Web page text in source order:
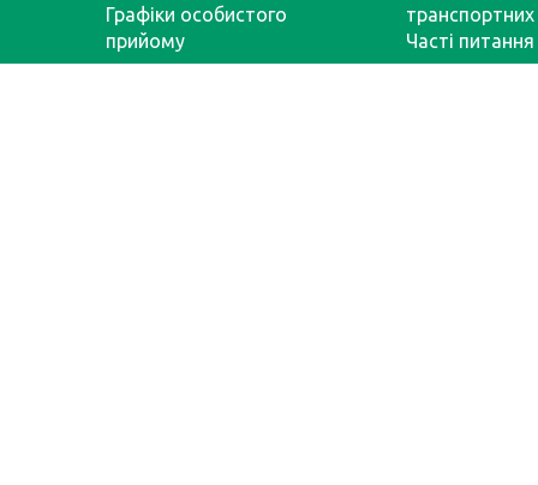
Графіки особистого
прийому
транспортних
Часті питання